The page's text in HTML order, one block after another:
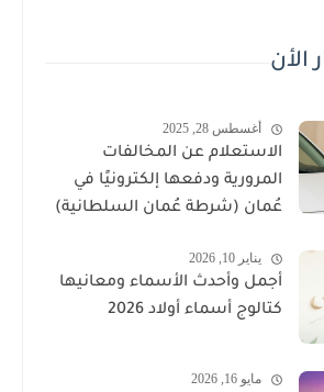
الأن
أغسطس 28, 2025
الاستعلام عن المخالفات
المرورية ودفعها إلكترونيًا في
عُمان (شرطة عُمان السلطانية)
يناير 10, 2026
أجمل وأحدث الأسماء ومعانيها
كتالوج أسماء أولاد 2026
مايو 16, 2026